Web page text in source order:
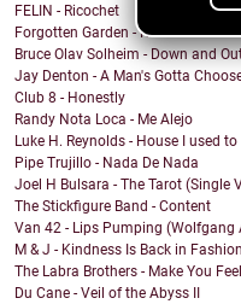
FELIN - Ricochet
Forgotten Garden - Rain
Bruce Olav Solheim - Down and
Jay Denton - A Man's Gotta
Club 8 - Honestly
Randy Nota Loca - Me Alejo
Luke H. Reynolds - House I used to
Pipe Trujillo - Nada De Nada
Joel H Bulsara - The Tarot (Single
The Stickfigure Band - Content
Van 42 - Lips Pumping (Wolfgang
M & J - Kindness Is Back in Fashion
The Labra Brothers - Make You
Du Cane - Veil of the Abyss II